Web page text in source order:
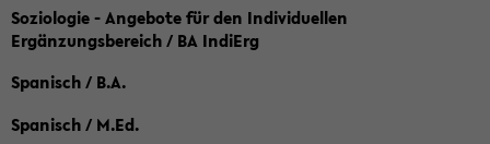
Soziologie - Angebote für den Individuellen
Ergänzungsbereich / BA IndiErg
Spanisch / B.A.
Spanisch / M.Ed.